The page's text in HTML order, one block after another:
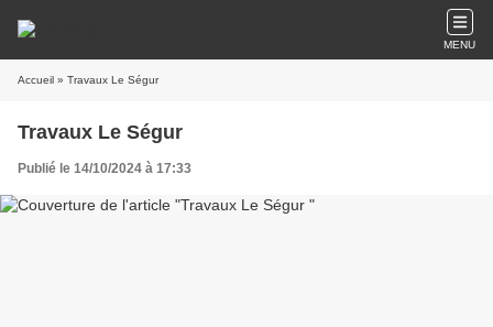
MENU
Accueil » Travaux Le Ségur
Travaux Le Ségur
Publié le 14/10/2024 à 17:33